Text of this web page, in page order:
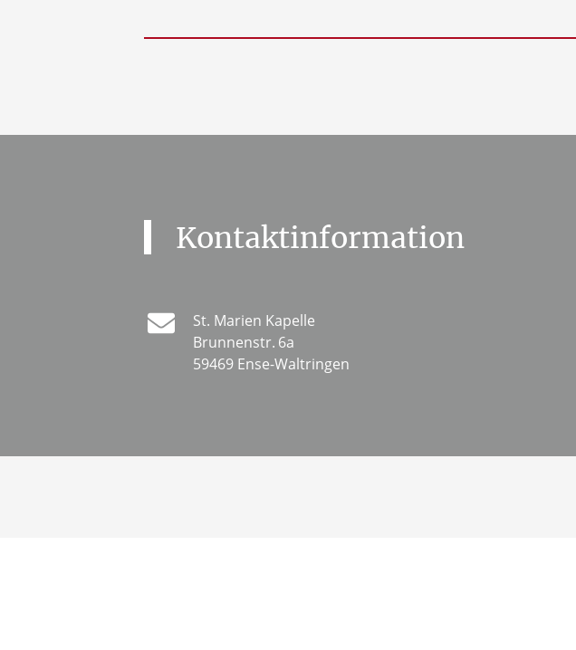
Kontaktinformation
St. Marien Kapelle
Brunnenstr. 6a
59469 Ense-Waltringen